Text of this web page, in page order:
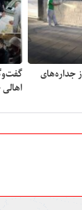
از جداره‌های